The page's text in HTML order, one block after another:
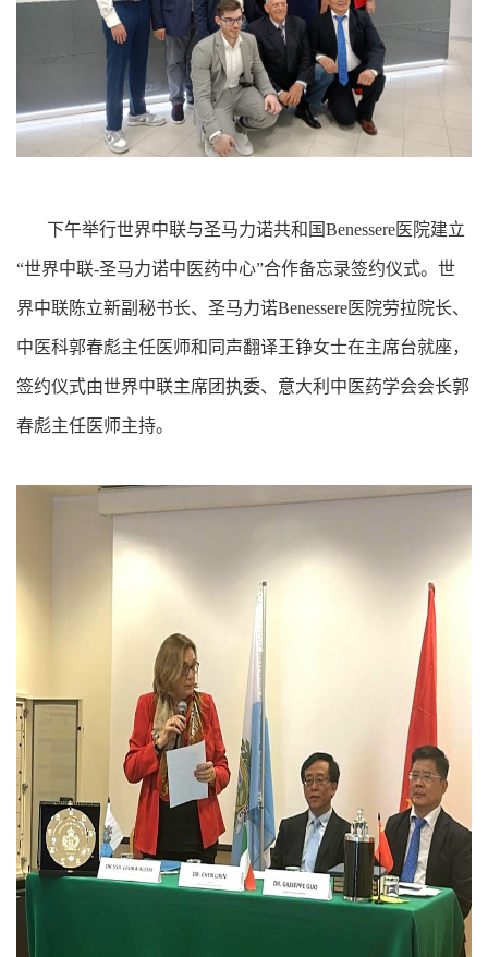
下午举行世界中联与圣马力诺共和国Benessere医院建立
“世界中联-圣马力诺中医药中心”合作备忘录签约仪式。世
界中联陈立新副秘书长、圣马力诺Benessere医院劳拉院长、
中医科郭春彪主任医师和同声翻译王铮女士在主席台就座，
签约仪式由世界中联主席团执委、意大利中医药学会会长郭
春彪主任医师主持。